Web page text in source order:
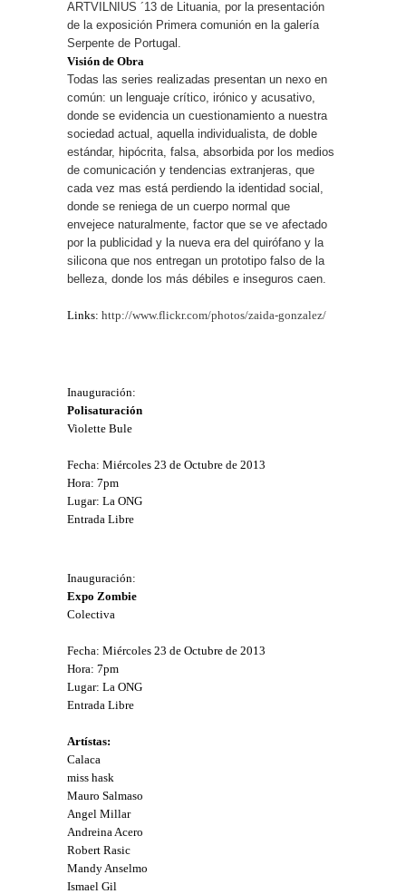
ARTVILNIUS ´13 de Lituania, por la presentación
de la exposición Primera comunión en la galería
Serpente de Portugal.
Visión de Obra
Todas las series realizadas presentan un nexo en
común: un lenguaje crítico, irónico y acusativo,
donde se evidencia un cuestionamiento a nuestra
sociedad actual, aquella individualista, de doble
estándar, hipócrita, falsa, absorbida por los medios
de comunicación y tendencias extranjeras, que
cada vez mas está perdiendo la identidad social,
donde se reniega de un cuerpo normal que
envejece naturalmente, factor que se ve afectado
por la publicidad y la nueva era del quirófano y la
silicona que nos entregan un prototipo falso de la
belleza, donde los más débiles e inseguros caen.
Links: http://www.flickr.com/photos/zaida-gonzalez/
Inauguración:
Polisaturación
Violette Bule
Fecha: Miércoles 23 de Octubre de 2013
Hora: 7pm
Lugar: La ONG
Entrada Libre
Inauguración:
Expo Zombie
Colectiva
Fecha: Miércoles 23 de Octubre de 2013
Hora: 7pm
Lugar: La ONG
Entrada Libre
Artístas:
Calaca
miss hask
Mauro Salmaso
Angel Millar
Andreina Acero
Robert Rasic
Mandy Anselmo
Ismael Gil